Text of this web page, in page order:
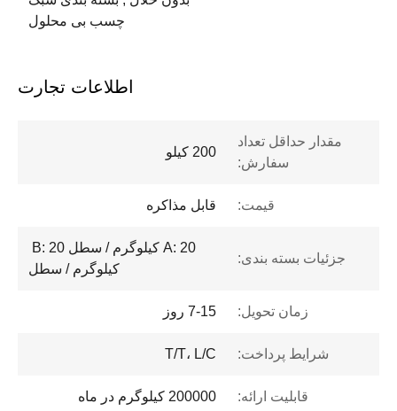
چسب بی محلول
اطلاعات تجارت
مقدار حداقل تعداد
سفارش:
200 کیلو
قیمت: قابل مذاکره
جزئیات بسته بندی:
کیلوگرم / سطل
زمان تحویل: 7-15 روز
شرایط پرداخت: T/T، L/C
قابلیت ارائه: 200000 کیلوگرم در ماه